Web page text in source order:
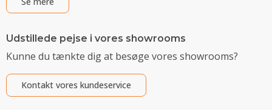
Udstillede pejse i vores showrooms
Kunne du tænkte dig at besøge vores showrooms?
Kontakt vores kundeservice